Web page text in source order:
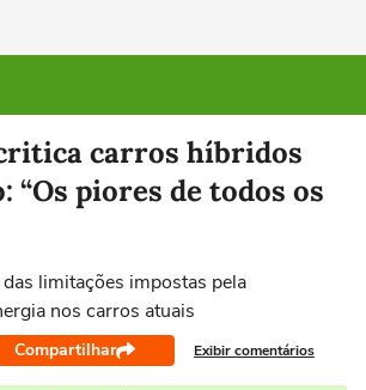
carros híbridos
“Os piores de todos os
limitações impostas pela
nos carros atuais
Compartilhar Exibir comentários